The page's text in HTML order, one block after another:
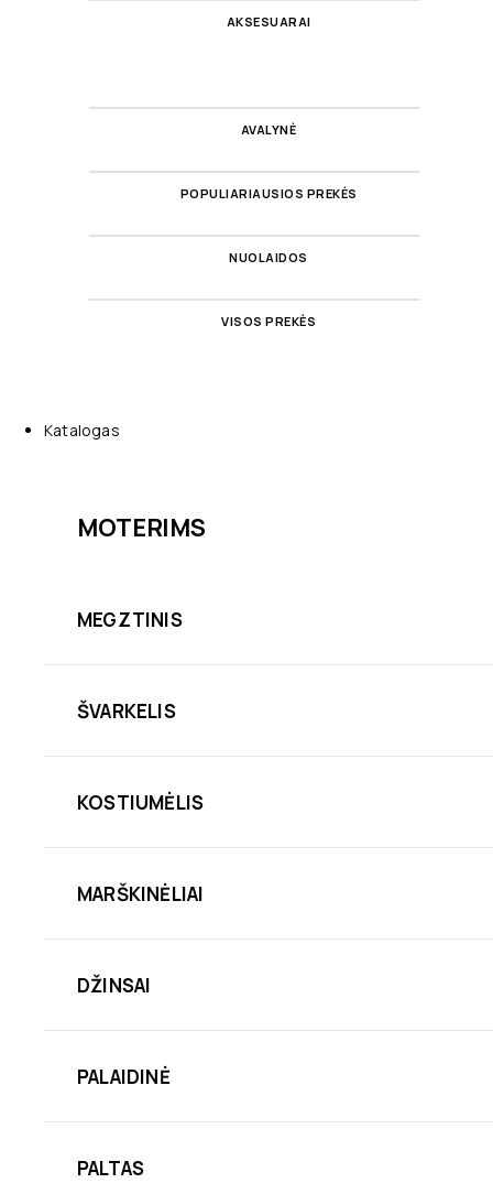
AKSESUARAI
AVALYNĖ
POPULIARIAUSIOS PREKĖS
NUOLAIDOS
VISOS PREKĖS
Katalogas
MOTERIMS
MEGZTINIS
ŠVARKELIS
KOSTIUMĖLIS
MARŠKINĖLIAI
DŽINSAI
PALAIDINĖ
PALTAS